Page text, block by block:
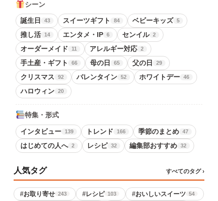
シーン
誕生日 43 スイーツギフト 84 ベビーキッズ 5
推し活 14 エンタメ・IP 6 センイル 2
オーダーメイド 11 アレルギー対応 2
手土産・ギフト 66 母の日 65 父の日 29
クリスマス 92 バレンタイン 52 ホワイトデー 46
ハロウィン 20
特集・形式
インタビュー 139 トレンド 166 季節のまとめ 47
はじめての人へ 2 レシピ 32 編集部おすすめ 32
人気タグ すべてのタグ ›
#お取り寄せ 243 #レシピ 103 #おいしいスイーツ 54